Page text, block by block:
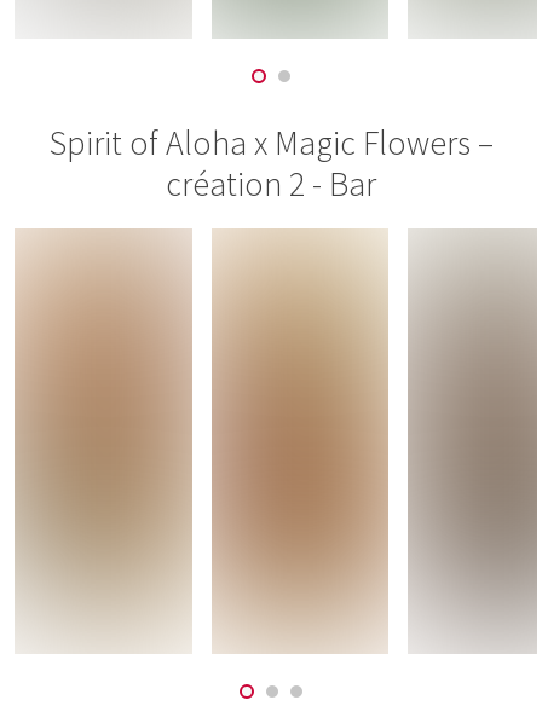
Spirit of Aloha x Magic Flowers –
création 2 - Bar